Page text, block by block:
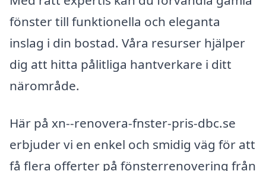
fönster till funktionella och eleganta
inslag i din bostad. Våra resurser hjälper
dig att hitta pålitliga hantverkare i ditt
närområde.
Här på xn--renovera-fnster-pris-dbc.se
erbjuder vi en enkel och smidig väg för att
få flera offerter på fönsterrenovering från